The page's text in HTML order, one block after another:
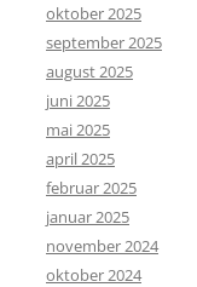
oktober 2025
september 2025
august 2025
juni 2025
mai 2025
april 2025
februar 2025
januar 2025
november 2024
oktober 2024